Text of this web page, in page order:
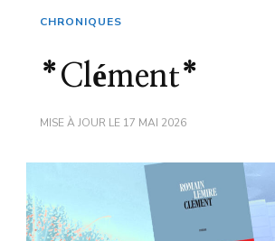
CHRONIQUES
*Clément*
MISE À JOUR LE 17 MAI 2026